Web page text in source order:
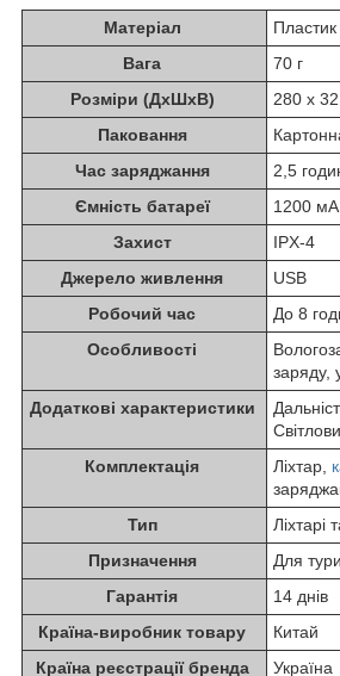
Матеріал
Пластик
Вага
70 г
Розміри (ДхШхВ)
280 х
Паковання
Час заряджання
2,5
Ємність батареї
1200
Захист
IPX-4
Джерело живлення
USB
Робочий час
До 8
Особливості
заряду,
Додаткові характеристики
Комплектація
Ліхтар,
Тип
Ліхтарі
Призначення
Для
Гарантія
14 днів
Країна-виробник товару
Китай
Країна реєстрації бренда
Україна